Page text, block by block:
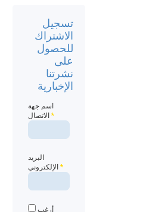
تسجيل
الاشتراك
للحصول
على
نشرتنا
الإخبارية
اسم جهة
الاتصال*
البريد
الإلكتروني*
أرغب